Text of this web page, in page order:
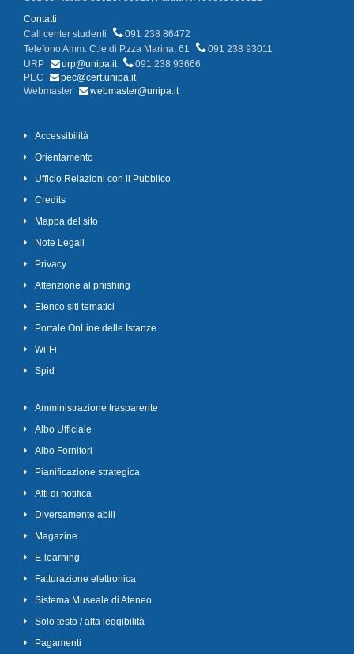
Contatti
Call center studenti
091 238 86472
Telefono Amm. C.le di P.zza Marina, 61
091 238 93011
URP
urp@unipa.it
091 238 93666
PEC
pec@cert.unipa.it
Webmaster
webmaster@unipa.it
Accessibilità
Orientamento
Ufficio Relazioni con il Pubblico
Credits
Mappa del sito
Note Legali
Privacy
Attenzione al phishing
Elenco siti tematici
Portale OnLine delle Istanze
Wi-Fi
Spid
Amministrazione trasparente
Albo Ufficiale
Albo Fornitori
Pianificazione strategica
Atti di notifica
Diversamente abili
Magazine
E-learning
Fatturazione elettronica
Sistema Museale di Ateneo
Solo testo / alta leggibilità
Pagamenti